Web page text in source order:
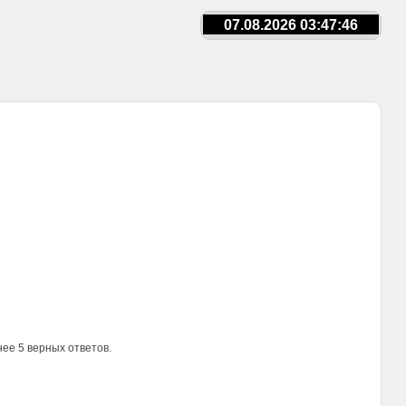
07.08.2026 03:47:46
5 верных ответов.